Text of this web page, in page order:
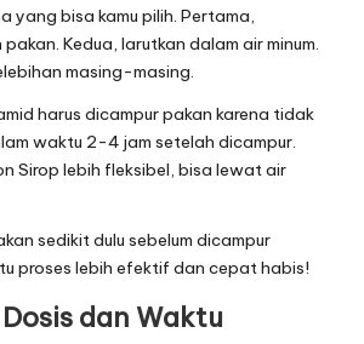
yang bisa kamu pilih. Pertama,
Kedua, larutkan dalam air minum.
masing-masing.
harus dicampur pakan karena tidak
waktu 2-4 jam setelah dicampur.
Sirop lebih fleksibel, bisa lewat air
sedikit dulu sebelum dicampur
proses lebih efektif dan cepat habis!
dan Waktu